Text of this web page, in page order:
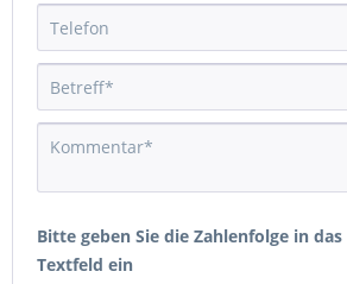
Bitte geben Sie die Zahlenfolge in
Textfeld ein